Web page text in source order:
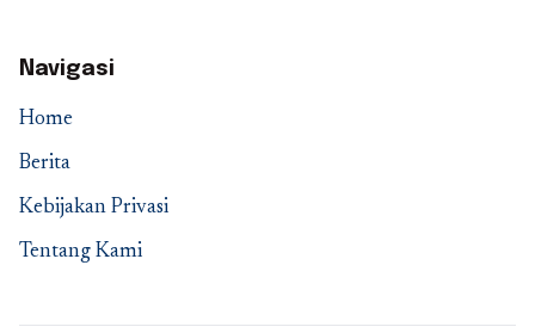
Navigasi
Home
Berita
Kebijakan Privasi
Tentang Kami